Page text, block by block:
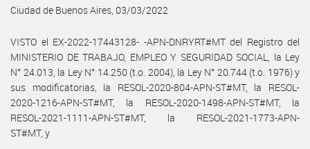
Ciudad de Buenos Aires, 03/03/2022
VISTO el EX-2022-17443128- -APN-DNRYRT#MT del Registro del
MINISTERIO DE TRABAJO, EMPLEO Y SEGURIDAD SOCIAL, la Ley
N° 24.013, la Ley N° 14.250 (t.o. 2004), la Ley N° 20.744 (t.o. 1976) y
sus modificatorias, la RESOL-2020-804-APN-ST#MT, la RESOL-
2020-1216-APN-ST#MT, la RESOL-2020-1498-APN-ST#MT, la
RESOL-2021-1111-APN-ST#MT, la RESOL-2021-1773-APN-
ST#MT, y